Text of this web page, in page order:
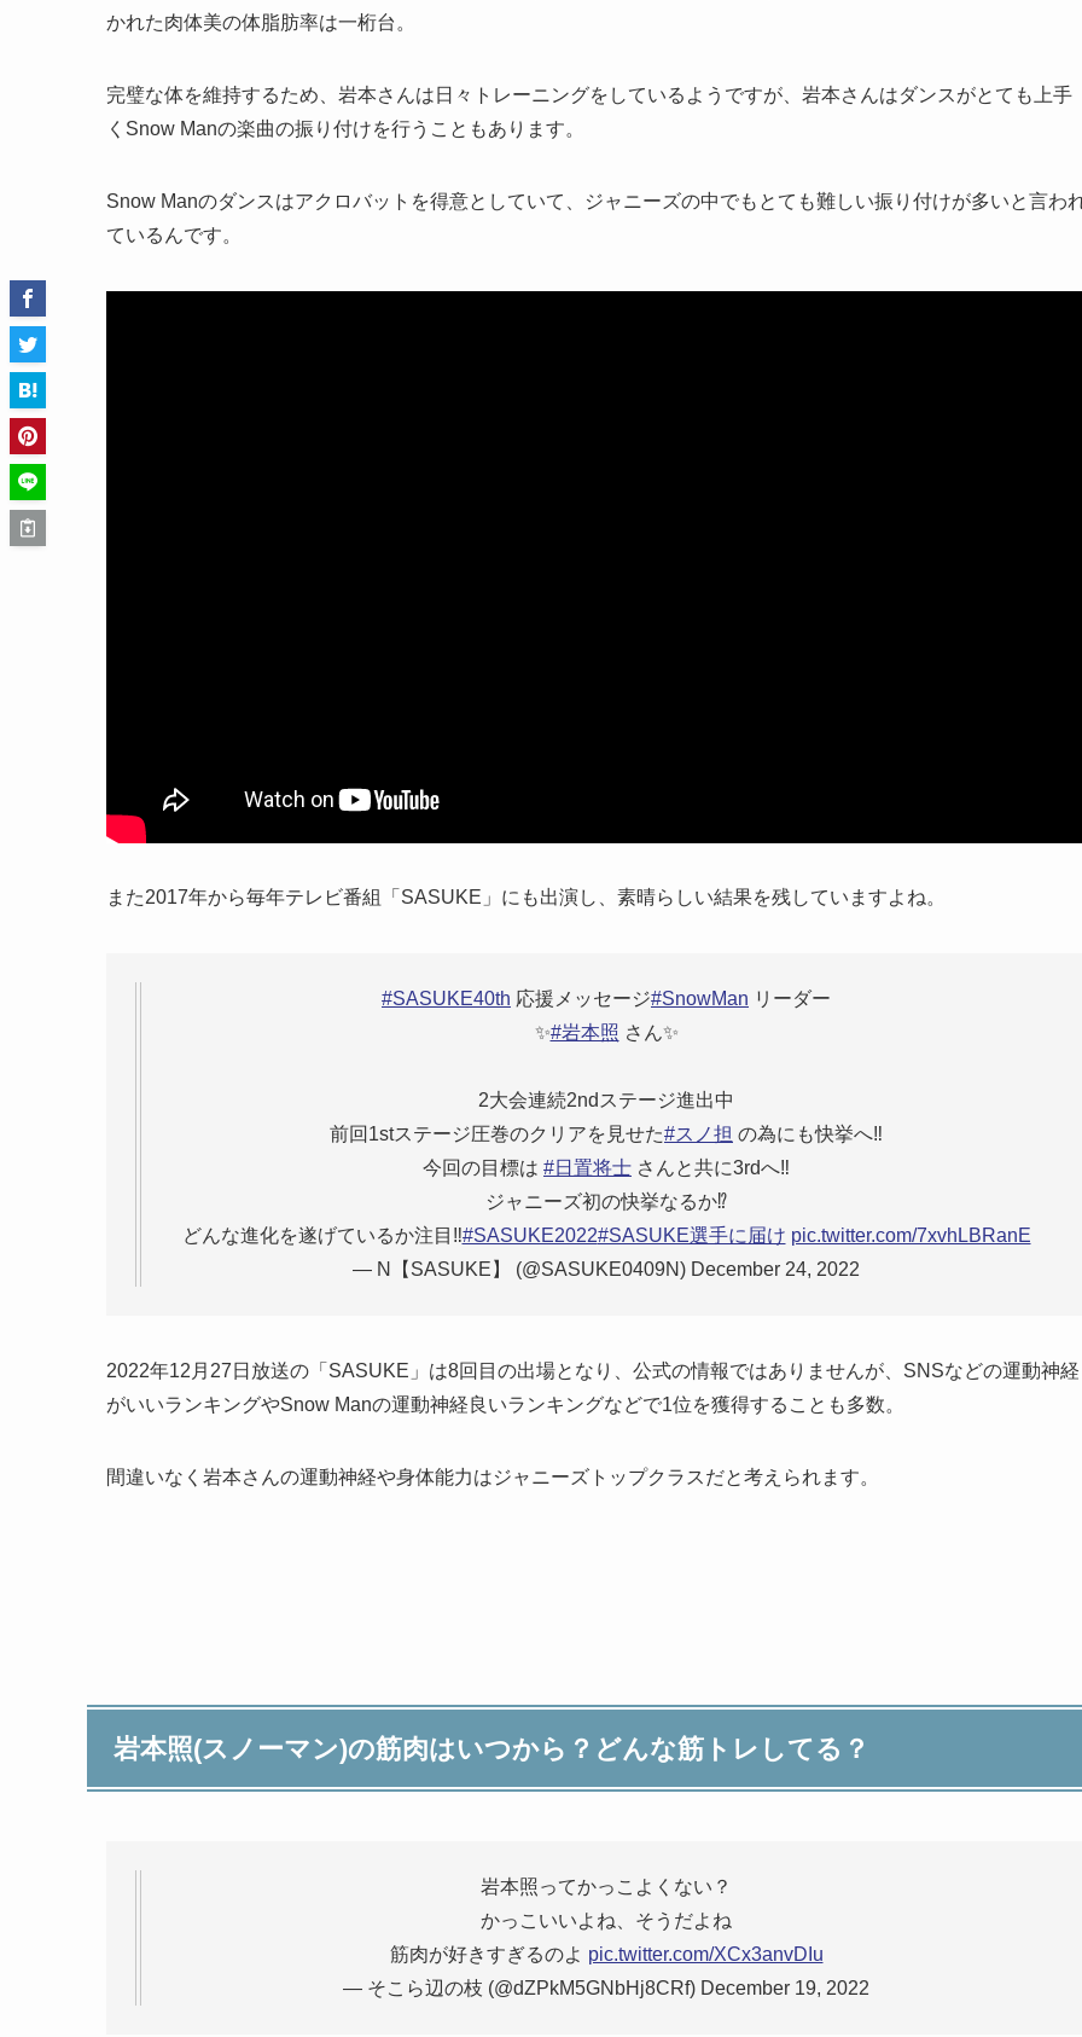
かれた肉体美の体脂肪率は一桁台。
完璧な体を維持するため、岩本さんは日々トレーニングをしているようですが、岩本さんはダンスがとても上手
くSnow Manの楽曲の振り付けを行うこともあります。
Snow Manのダンスはアクロバットを得意としていて、ジャニーズの中でもとても難しい振り付けが多いと言わ
ているんです。
また2017年から毎年テレビ番組「SASUKE」にも出演し、素晴らしい結果を残していますよね。
#SASUKE40th 応援メッセージ#SnowMan リーダー
✨#岩本照 さん✨
2大会連続2ndステージ進出中
前回1stステージ圧巻のクリアを見せた#スノ担 の為にも快挙へ‼️
今回の目標は #日置将士 さんと共に3rdへ‼️
ジャニーズ初の快挙なるか⁉️
どんな進化を遂げているか注目‼️#SASUKE2022#SASUKE選手に届け pic.twitter.com/7xvhLBRanE
— N【SASUKE】 (@SASUKE0409N) December 24, 2022
2022年12月27日放送の「SASUKE」は8回目の出場となり、公式の情報ではありませんが、SNSなどの運動神経
がいいランキングやSnow Manの運動神経良いランキングなどで1位を獲得することも多数。
間違いなく岩本さんの運動神経や身体能力はジャニーズトップクラスだと考えられます。
岩本照(スノーマン)の筋肉はいつから？どんな筋トレしてる？
岩本照ってかっこよくない？
かっこいいよね、そうだよね
筋肉が好きすぎるのよ pic.twitter.com/XCx3anvDIu
— そこら辺の枝 (@dZPkM5GNbHj8CRf) December 19, 2022